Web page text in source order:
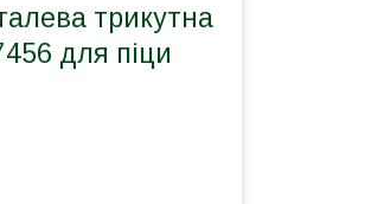
трикутна
для піци